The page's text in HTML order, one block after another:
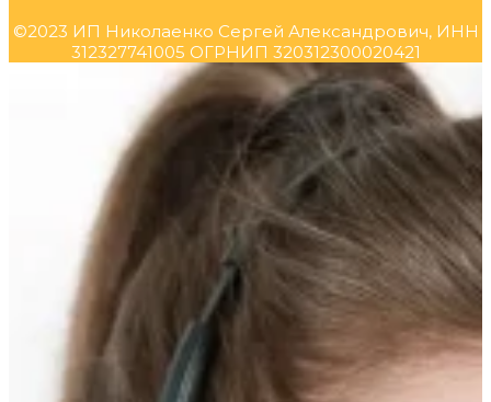
©2023 ИП Николаенко Сергей Александрович, ИНН
312327741005 ОГРНИП 320312300020421